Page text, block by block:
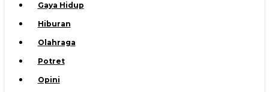
Gaya Hidup
Hiburan
Olahraga
Potret
Opini